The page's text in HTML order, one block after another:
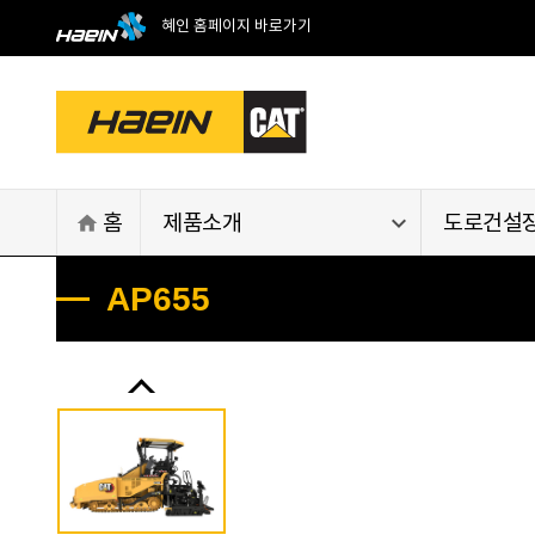
혜인 홈페이지 바로가기
 홈 제품소개  도로건설
AP655